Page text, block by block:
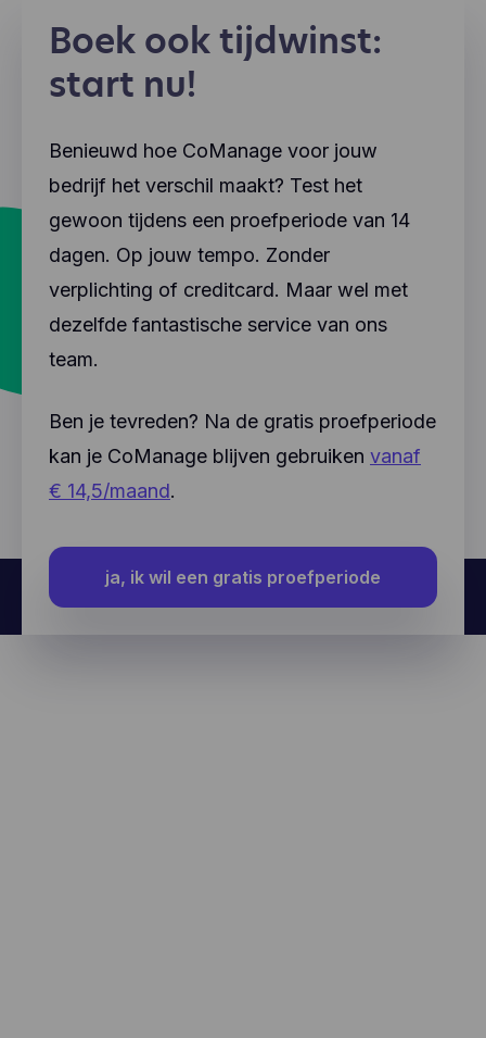
Boek ook tijdwinst:
start nu!
Benieuwd hoe CoManage voor jouw
bedrijf het verschil maakt? Test het
gewoon tijdens een proefperiode van 14
dagen. Op jouw tempo. Zonder
verplichting of creditcard. Maar wel met
dezelfde fantastische service van ons
team.
Ben je tevreden? Na de gratis proefperiode
kan je CoManage blijven gebruiken vanaf
€ 14,5/maand.
ja, ik wil een gratis proefperiode